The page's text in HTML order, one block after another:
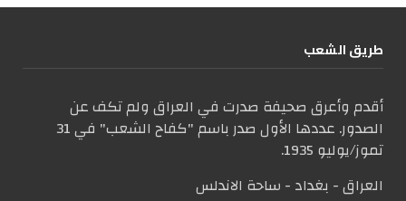
طریق الشعب
أقدم وأعرق صحيفة صدرت في العراق ولم تكف عن
الصدور. عددها الأول صدر باسم "كفاح الشعب" في 31
تموز/يوليو 1935.
العراق - بغداد - ساحة الاندلس